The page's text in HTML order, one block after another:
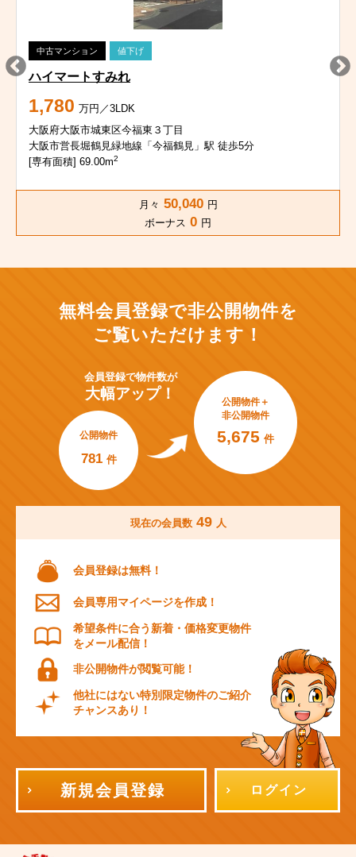
中古マンション 値下げ
ハイマートすみれ
1,780 万円／3LDK
大阪府大阪市城東区今福東３丁目
大阪市営長堀鶴見緑地線「今福鶴見」駅 徒歩5分
[専有面積] 69.00m2
月々 50,040 円
ボーナス 0 円
無料会員登録で非公開物件を
ご覧いただけます！
会員登録で物件数が
大幅アップ！
公開物件
781 件
公開物件＋
非公開物件
5,675 件
現在の会員数 49 人
会員登録は無料！
会員専用マイページを作成！
希望条件に合う新着・価格変更物件
をメール配信！
非公開物件が閲覧可能！
他社にはない特別限定物件のご紹介
チャンスあり！
新規会員登録 ログイン